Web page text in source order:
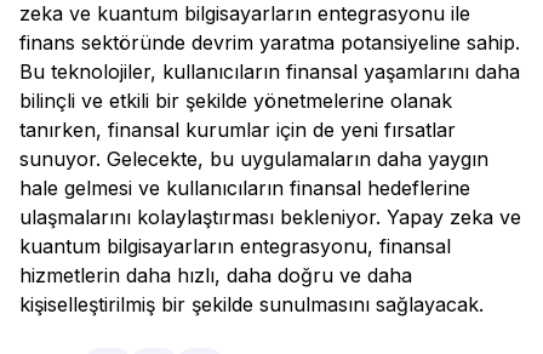
zeka ve kuantum bilgisayarların entegrasyonu ile
finans sektöründe devrim yaratma potansiyeline sahip.
Bu teknolojiler, kullanıcıların finansal yaşamlarını daha
bilinçli ve etkili bir şekilde yönetmelerine olanak
tanırken, finansal kurumlar için de yeni fırsatlar
sunuyor. Gelecekte, bu uygulamaların daha yaygın
hale gelmesi ve kullanıcıların finansal hedeflerine
ulaşmalarını kolaylaştırması bekleniyor. Yapay zeka ve
kuantum bilgisayarların entegrasyonu, finansal
hizmetlerin daha hızlı, daha doğru ve daha
kişiselleştirilmiş bir şekilde sunulmasını sağlayacak.